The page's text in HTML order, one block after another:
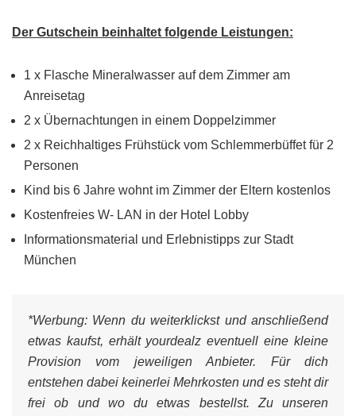
Der Gutschein beinhaltet folgende Leistungen:
1 x Flasche Mineralwasser auf dem Zimmer am
Anreisetag
2 x Übernachtungen in einem Doppelzimmer
2 x Reichhaltiges Frühstück vom Schlemmerbüffet für 2
Personen
Kind bis 6 Jahre wohnt im Zimmer der Eltern kostenlos
Kostenfreies W- LAN in der Hotel Lobby
Informationsmaterial und Erlebnistipps zur Stadt
München
*Werbung: Wenn du weiterklickst und anschließend
etwas kaufst, erhält yourdealz eventuell eine kleine
Provision vom jeweiligen Anbieter. Für dich
entstehen dabei keinerlei Mehrkosten und es steht dir
frei ob und wo du etwas bestellst. Zu unseren